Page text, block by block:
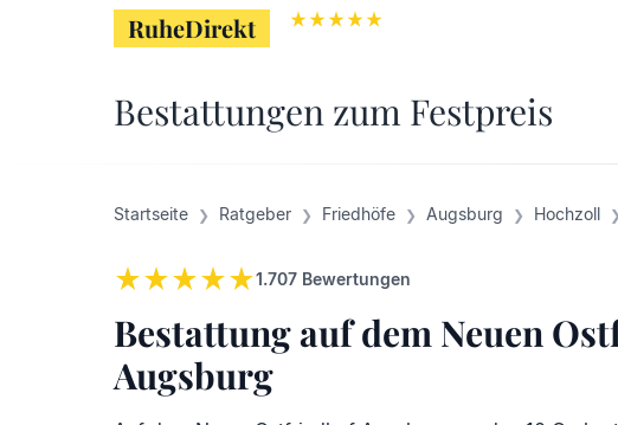
RuheDirekt
Bestattungen zum Festpreis
RuheDirekt
Startseite Ratgeber Friedhöfe Augsburg Hochzoll
1.707 Bewertungen
Bestattung auf dem Neuen
Augsburg